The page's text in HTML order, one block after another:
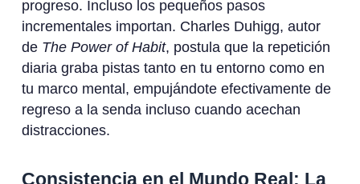
progreso. Incluso los pequeños pasos
incrementales importan. Charles Duhigg, autor
de The Power of Habit, postula que la repetición
diaria graba pistas tanto en tu entorno como en
tu marco mental, empujándote efectivamente de
regreso a la senda incluso cuando acechan
distracciones.
Consistencia en el Mundo Real: La